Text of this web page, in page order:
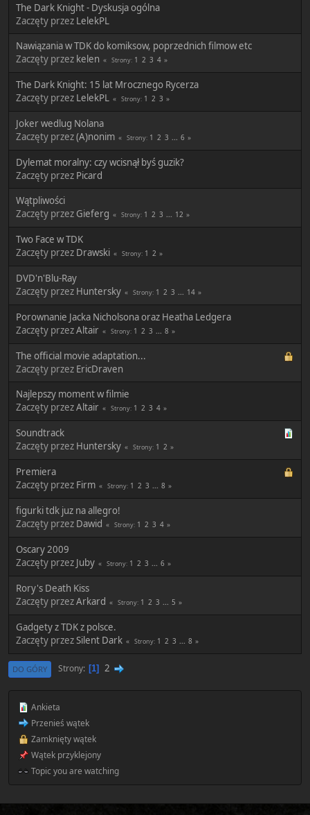
The Dark Knight - Dyskusja ogólna
Zaczęty przez LelekPL
Nawiązania w TDK do komiksow, poprzednich filmow etc
Zaczęty przez kelen Strony 1 2 3 4
The Dark Knight: 15 lat Mrocznego Rycerza
Zaczęty przez LelekPL Strony 1 2 3
Joker wedlug Nolana
Zaczęty przez(A)nonim Strony 1 2 3 ... 6
Dylemat moralny: czy wcisnął byś guzik?
Zaczęty przez Picard
Wątpliwości
Zaczęty przez Gieferg Strony 1 2 3 ... 12
Two Face w TDK
Zaczęty przez Drawski Strony 1 2
DVD'n'Blu-Ray
Zaczęty przez Huntersky Strony 1 2 3 ... 14
Porownanie Jacka Nicholsona oraz Heatha Ledgera
Zaczęty przezAltair Strony 1 2 3 ... 8
The official movie adaptation...
Zaczęty przez EricDraven
Najlepszy moment w filmie
Zaczęty przezAltair Strony 1 2 3 4
Soundtrack
Zaczęty przez Huntersky Strony 1 2
Premiera
Zaczęty przez Firm Strony 1 2 3 ... 8
figurki tdk juz na allegro!
Zaczęty przez Dawid Strony 1 2 3 4
Oscary 2009
Zaczęty przez Juby Strony 1 2 3 ... 6
Rory's Death Kiss
Zaczęty przezArkard Strony 1 2 3 ... 5
Gadgety z TDK z polsce.
Zaczęty przezSilent Dark Strony 1 2 3 ... 8
DO GÓRY Strony 1 2
Ankieta
Przenieś wątek
Zamknięty wątek
Wątek przyklejony
Topic you are watching